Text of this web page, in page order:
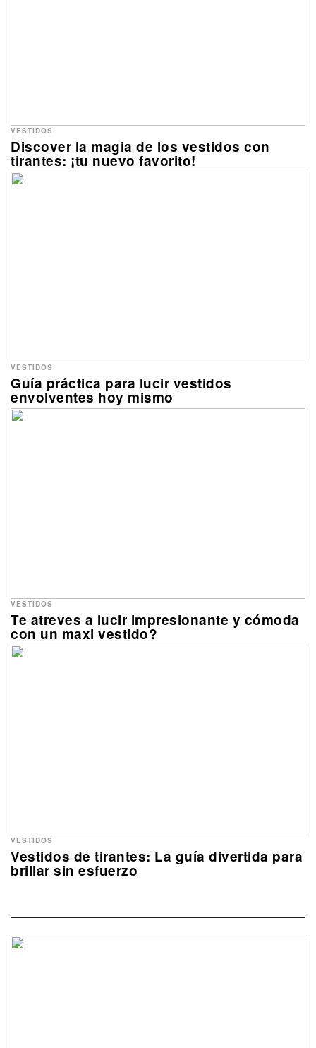
Discover la magia de los vestidos con
tirantes: ¡tu nuevo favorito!
VESTIDOS
Guía práctica para lucir vestidos
envolventes hoy mismo
VESTIDOS
Te atreves a lucir impresionante y cómoda
con un maxi vestido?
VESTIDOS
Vestidos de tirantes: La guía divertida para
brillar sin esfuerzo
VESTIDOS